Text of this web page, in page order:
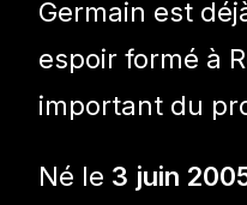
Germain est
espoir formé à
important du
Né le 3 juin